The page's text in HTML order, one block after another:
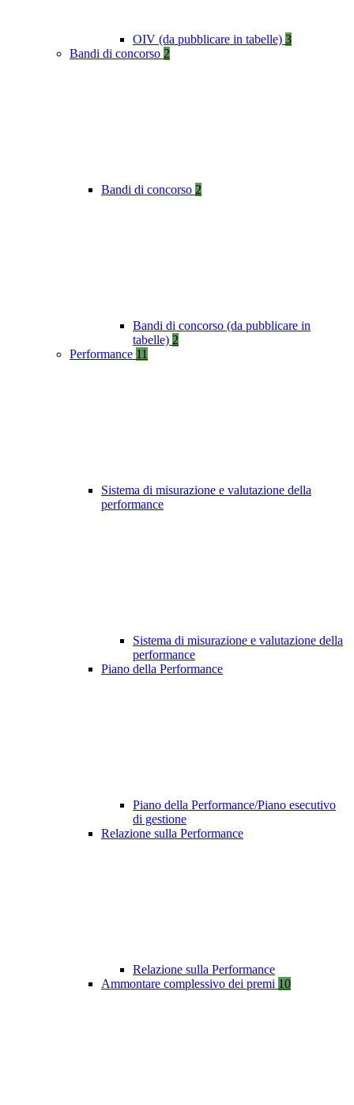
OIV (da pubblicare in tabelle) 3
Bandi di concorso 2
Bandi di concorso 2
Bandi di concorso (da pubblicare in
tabelle) 2
Performance 11
Sistema di misurazione e valutazione della
performance
Sistema di misurazione e valutazione della
performance
Piano della Performance
Piano della Performance/Piano esecutivo
di gestione
Relazione sulla Performance
Relazione sulla Performance
Ammontare complessivo dei premi 10